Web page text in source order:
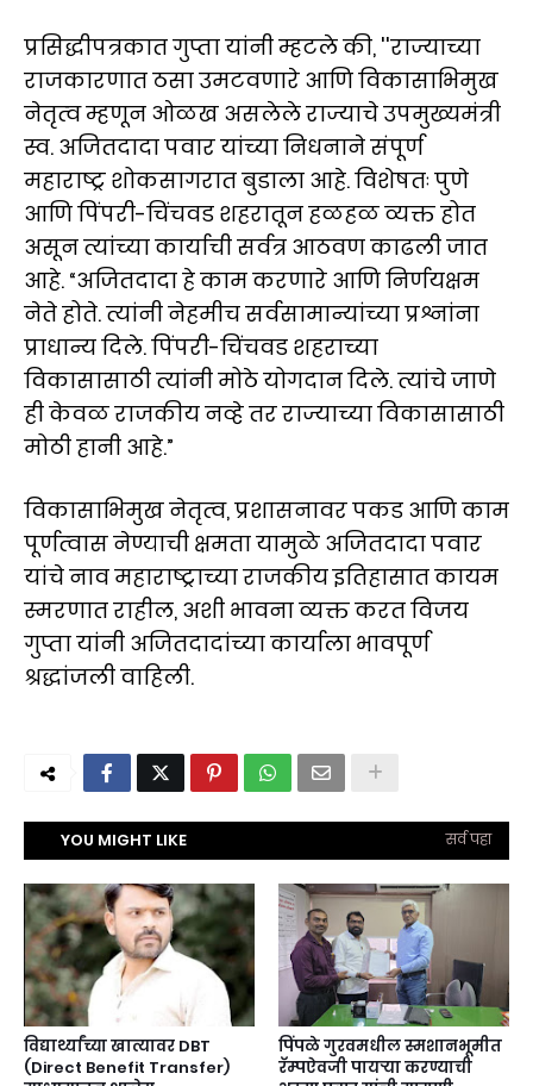
प्रसिद्धीपत्रकात गुप्ता यांनी म्हटले की, ''राज्याच्या
राजकारणात ठसा उमटवणारे आणि विकासाभिमुख
नेतृत्व म्हणून ओळख असलेले राज्याचे उपमुख्यमंत्री
स्व. अजितदादा पवार यांच्या निधनाने संपूर्ण
महाराष्ट्र शोकसागरात बुडाला आहे. विशेषतः पुणे
आणि पिंपरी-चिंचवड शहरातून हळहळ व्यक्त होत
असून त्यांच्या कार्याची सर्वत्र आठवण काढली जात
आहे. “अजितदादा हे काम करणारे आणि निर्णयक्षम
नेते होते. त्यांनी नेहमीच सर्वसामान्यांच्या प्रश्नांना
प्राधान्य दिले. पिंपरी-चिंचवड शहराच्या
विकासासाठी त्यांनी मोठे योगदान दिले. त्यांचे जाणे
ही केवळ राजकीय नव्हे तर राज्याच्या विकासासाठी
मोठी हानी आहे.”
विकासाभिमुख नेतृत्व, प्रशासनावर पकड आणि काम
पूर्णत्वास नेण्याची क्षमता यामुळे अजितदादा पवार
यांचे नाव महाराष्ट्राच्या राजकीय इतिहासात कायम
स्मरणात राहील, अशी भावना व्यक्त करत विजय
गुप्ता यांनी अजितदादांच्या कार्याला भावपूर्ण
श्रद्धांजली वाहिली.
YOU MIGHT LIKE सर्व पहा
विद्यार्थ्यांच्या खात्यावर DBT
(Direct Benefit Transfer)
पिंपळे गुरवमधील स्मशानभूमीत
रॅम्पऐवजी पायऱ्या करण्याची